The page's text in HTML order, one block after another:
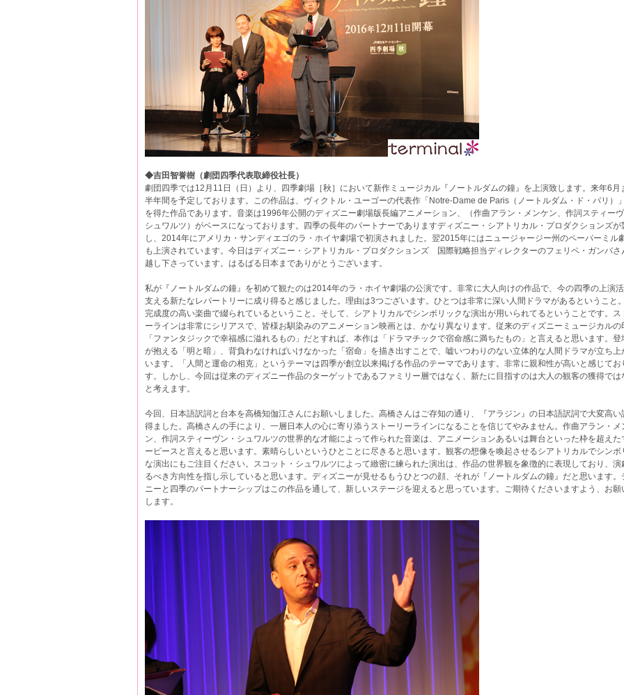
◆吉田智誉樹（劇団四季代表取締役社長）
劇団四季では12月11日（日）より、四季劇場［秋］において新作ミュージカル『ノートルダムの鐘』を上演致します。来年6月
半年間を予定しております。この作品は、ヴィクトル・ユーゴーの代表作「Notre-Dame de Paris（ノートルダム・ド・パリ）
を得た作品であります。音楽は1996年公開のディズニー劇場版長編アニメーション、（作曲アラン・メンケン、作詞スティーヴ
シュワルツ）がベースになっております。四季の長年のパートナーでありますディズニー・シアトリカル・プロダクションズが
し、2014年にアメリカ・サンディエゴのラ・ホイヤ劇場で初演されました。翌2015年にはニュージャージー州のペーパーミル
も上演されています。今日はディズニー・シアトリカル・プロダクションズ 国際戦略担当ディレクターのフェリペ・ガンバさ
越し下さっています。はるばる日本までありがとうございます。
私が『ノートルダムの鐘』を初めて観たのは2014年のラ・ホイヤ劇場の公演です。非常に大人向けの作品で、今の四季の上演
支える新たなレパートリーに成り得ると感じました。理由は3つございます。ひとつは非常に深い人間ドラマがあるということ
完成度の高い楽曲で綴られているということ。そして、シアトリカルでシンボリックな演出が用いられてるということです。ス
ーラインは非常にシリアスで、皆様お馴染みのアニメーション映画とは、かなり異なります。従来のディズニーミュージカルの
「ファンタジックで幸福感に溢れるもの」だとすれば、本作は「ドラマチックで宿命感に満ちたもの」と言えると思います。登
が抱える「明と暗」、背負わなければいけなかった「宿命」を描き出すことで、嘘いつわりのない立体的な人間ドラマが立ち上
います。「人間と運命の相克」というテーマは四季が創立以来掲げる作品のテーマであります。非常に親和性が高いと感じてお
す。しかし、今回は従来のディズニー作品のターゲットであるファミリー層ではなく、新たに目指すのは大人の観客の獲得では
と考えます。
今回、日本語訳詞と台本を高橋知伽江さんにお願いしました。高橋さんはご存知の通り、『アラジン』の日本語訳詞で大変高い
得ました。高橋さんの手により、一層日本人の心に寄り添うストーリーラインになることを信じてやみません。作曲アラン・メ
ン、作詞スティーヴン・シュワルツの世界的な才能によって作られた音楽は、アニメーションあるいは舞台といった枠を超えた
ーピースと言えると思います。素晴らしいというひとことに尽きると思います。観客の想像を喚起させるシアトリカルでシンボ
な演出にもご注目ください。スコット・シュワルツによって緻密に練られた演出は、作品の世界観を象徴的に表現しており、演
るべき方向性を指し示していると思います。ディズニーが見せるもうひとつの顔、それが『ノートルダムの鐘』だと思います。
ニーと四季のパートナーシップはこの作品を通して、新しいステージを迎えると思っています。ご期待くださいますよう、お願
します。